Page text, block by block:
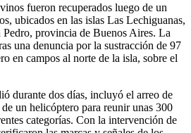
fueron recuperados luego de un
ubicados en las islas Las Lechiguanas,
Pedro, provincia de Buenos Aires. La
una denuncia por la sustracción de 97
en campos al norte de la isla, sobre el
durante dos días, incluyó el arreo de
un helicóptero para reunir unas 300
categorías. Con la intervención de